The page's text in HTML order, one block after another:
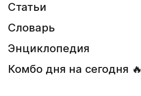
Статьи
Словарь
Энциклопедия
Комбо дня на сегодня 🔥